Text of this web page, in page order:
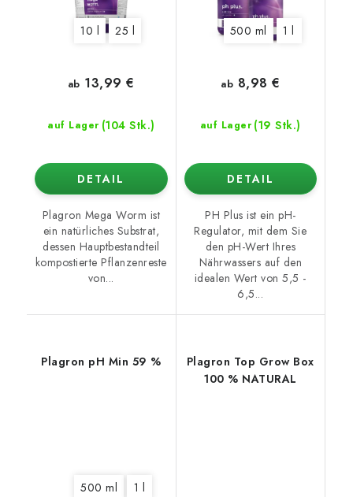
10 l 25 l
auf Lager (104 Stk.)
ab 13,99 €
DETAIL
Plagron Mega Worm ist
ein natürliches Substrat,
dessen Hauptbestandteil
kompostierte Pflanzenreste
von...
500 ml 1 l
auf Lager (19 Stk.)
ab 8,98 €
DETAIL
PH Plus ist ein pH-
Regulator, mit dem Sie
den pH-Wert Ihres
Nährwassers auf den
idealen Wert von 5,5 -
6,5...
Plagron pH Min 59 %
500 ml 1 l
Plagron Top Grow Box
100 % NATURAL